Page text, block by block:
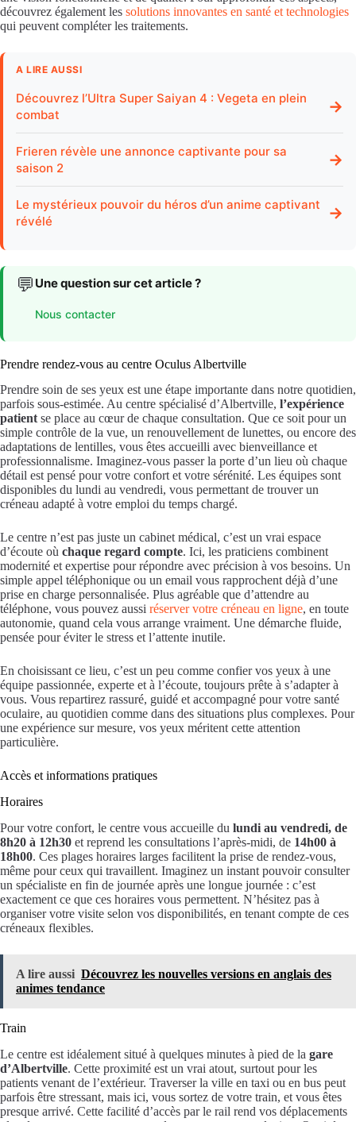
découvrez également les solutions innovantes en santé et technologies
qui peuvent compléter les traitements.
A LIRE AUSSI
Découvrez l’Ultra Super Saiyan 4 : Vegeta en plein
combat
→
Frieren révèle une annonce captivante pour sa
saison 2
→
Le mystérieux pouvoir du héros d’un anime captivant
révélé
→
💬 Une question sur cet article ?
Nous contacter
Prendre rendez-vous au centre Oculus Albertville
Prendre soin de ses yeux est une étape importante dans notre quotidien,
parfois sous-estimée. Au centre spécialisé d’Albertville, l’expérience
patient se place au cœur de chaque consultation. Que ce soit pour un
simple contrôle de la vue, un renouvellement de lunettes, ou encore des
adaptations de lentilles, vous êtes accueilli avec bienveillance et
professionnalisme. Imaginez-vous passer la porte d’un lieu où chaque
détail est pensé pour votre confort et votre sérénité. Les équipes sont
disponibles du lundi au vendredi, vous permettant de trouver un
créneau adapté à votre emploi du temps chargé.
Le centre n’est pas juste un cabinet médical, c’est un vrai espace
d’écoute où chaque regard compte. Ici, les praticiens combinent
modernité et expertise pour répondre avec précision à vos besoins. Un
simple appel téléphonique ou un email vous rapprochent déjà d’une
prise en charge personnalisée. Plus agréable que d’attendre au
téléphone, vous pouvez aussi réserver votre créneau en ligne, en toute
autonomie, quand cela vous arrange vraiment. Une démarche fluide,
pensée pour éviter le stress et l’attente inutile.
En choisissant ce lieu, c’est un peu comme confier vos yeux à une
équipe passionnée, experte et à l’écoute, toujours prête à s’adapter à
vous. Vous repartirez rassuré, guidé et accompagné pour votre santé
oculaire, au quotidien comme dans des situations plus complexes. Pour
une expérience sur mesure, vos yeux méritent cette attention
particulière.
Accès et informations pratiques
Horaires
Pour votre confort, le centre vous accueille du lundi au vendredi, de
8h20 à 12h30 et reprend les consultations l’après-midi, de 14h00 à
18h00. Ces plages horaires larges facilitent la prise de rendez-vous,
même pour ceux qui travaillent. Imaginez un instant pouvoir consulter
un spécialiste en fin de journée après une longue journée : c’est
exactement ce que ces horaires vous permettent. N’hésitez pas à
organiser votre visite selon vos disponibilités, en tenant compte de ces
créneaux flexibles.
A lire aussi Découvrez les nouvelles versions en anglais des
animes tendance
Train
Le centre est idéalement situé à quelques minutes à pied de la gare
d’Albertville. Cette proximité est un vrai atout, surtout pour les
patients venant de l’extérieur. Traverser la ville en taxi ou en bus peut
parfois être stressant, mais ici, vous sortez de votre train, et vous êtes
presque arrivé. Cette facilité d’accès par le rail rend vos déplacements